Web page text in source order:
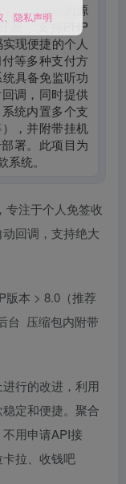
支付系统的源
发，支持PHP
现便捷的个人
等多种支付方
具备免监听功
调，同时提供
统内置多个支
，并附带挂机
署。此项目为
统。
专注于个人免签收
回调，支持绝大
版本 > 8.0（推荐
台 压缩包内附带
行的改进，利用
定和便捷。聚合
用申请API接
拉、收钱吧
隐私声明